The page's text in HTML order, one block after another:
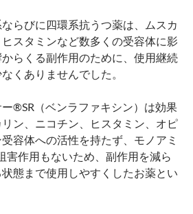
らびに四環系抗うつ薬は、ムスカ
スタミンなど数多くの受容体に影
らくる副作用のために、使用継続
くありませんでした。
®SR（ベンラファキシン）は効果
ン、ニコチン、ヒスタミン、オピ
容体への活性を持たず、モノアミ
害作用もないため、副作用を減ら
態まで使用しやすくしたお薬とい